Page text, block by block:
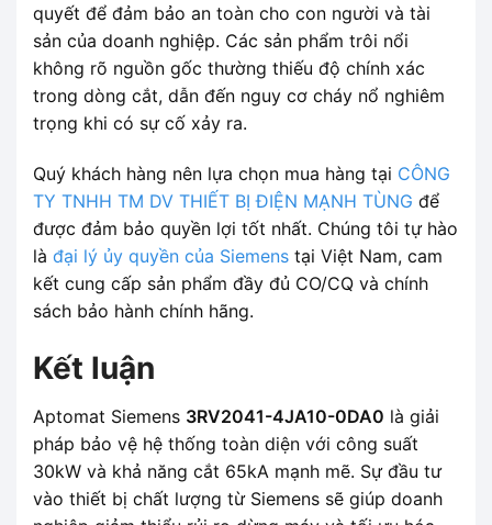
quyết để đảm bảo an toàn cho con người và tài
sản của doanh nghiệp. Các sản phẩm trôi nổi
không rõ nguồn gốc thường thiếu độ chính xác
trong dòng cắt, dẫn đến nguy cơ cháy nổ nghiêm
trọng khi có sự cố xảy ra.
Quý khách hàng nên lựa chọn mua hàng tại CÔNG
TY TNHH TM DV THIẾT BỊ ĐIỆN MẠNH TÙNG để
được đảm bảo quyền lợi tốt nhất. Chúng tôi tự hào
là đại lý ủy quyền của Siemens tại Việt Nam, cam
kết cung cấp sản phẩm đầy đủ CO/CQ và chính
sách bảo hành chính hãng.
Kết luận
Aptomat Siemens 3RV2041-4JA10-0DA0 là giải
pháp bảo vệ hệ thống toàn diện với công suất
30kW và khả năng cắt 65kA mạnh mẽ. Sự đầu tư
vào thiết bị chất lượng từ Siemens sẽ giúp doanh